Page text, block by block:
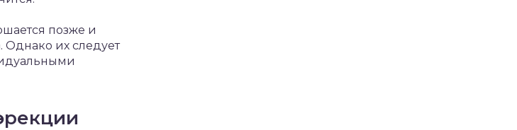
позже и
Однако их следует